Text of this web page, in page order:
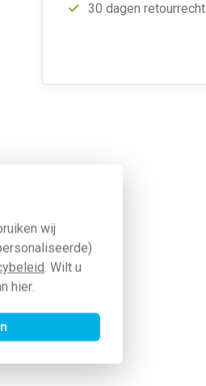
wij
. Wilt u
hier.
30 dagen retourrecht